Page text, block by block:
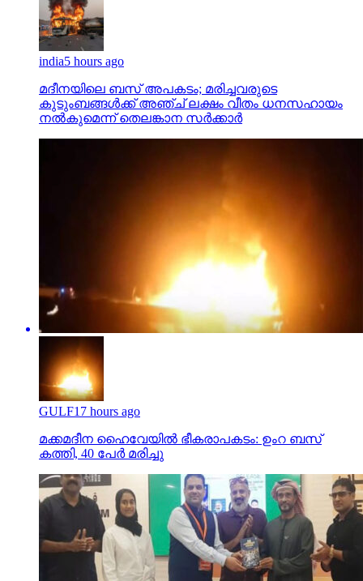
india5 hours ago
മദീനയിലെ ബസ് അപകടം; മരിച്ചവരുടെ
കുടുംബങ്ങള്‍ക്ക് അഞ്ച് ലക്ഷം വീതം ധനസഹായം
നല്‍കുമെന്ന് തെലങ്കാന സര്‍ക്കാര്‍
GULF17 hours ago
മക്കമദീന ഹൈവേയില്‍ ഭീകരാപകടം: ഉംറ ബസ്
കത്തി, 40 പേര്‍ മരിച്ചു